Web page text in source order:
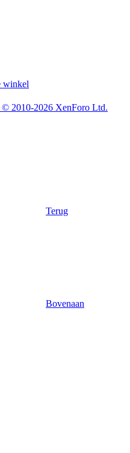
© 2010-2026 XenForo Ltd.
Terug
Bovenaan